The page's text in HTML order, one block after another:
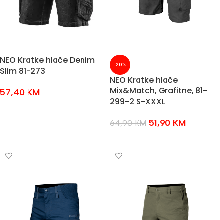
NEO Kratke hlače Denim
Slim 81-273
57,40 KM
-20%
NEO Kratke hlače
Mix&Match, Grafitne, 81-
299-2 S-XXXL
64,90KM 51,90 KM